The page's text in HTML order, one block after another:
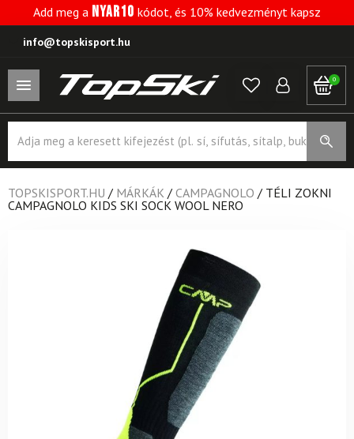
Add meg a NYAR10 kódot, és 10% kedvezményt kapsz
info@topskisport.hu
0
search
TOPSKISPORT.HU / MÁRKÁK / CAMPAGNOLO / TÉLI ZOKNI
CAMPAGNOLO KIDS SKI SOCK WOOL NERO